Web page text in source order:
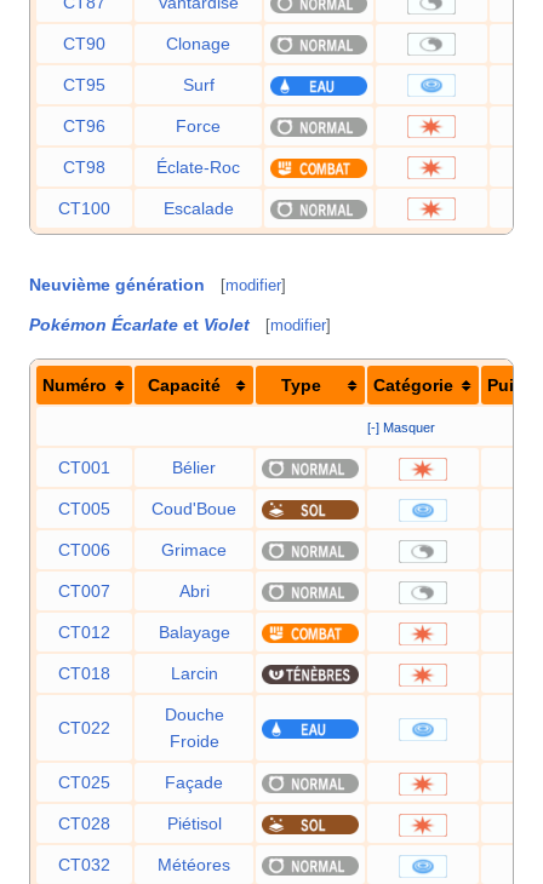
CT90 Clonage
CT95 Surf
CT96 Force
CT98 Éclate-Roc
CT100 Escalade
Neuvième génération [modifier]
Pokémon Écarlate et Violet [modifier]
Numéro Capacité Type Catégorie
[-] Masquer
CT001 Bélier
CT005 Coud'Boue
CT006 Grimace
CT007 Abri
CT012 Balayage
CT018 Larcin
CT022
Douche
Froide
CT025 Façade
CT028 Piétisol
CT032 Météores